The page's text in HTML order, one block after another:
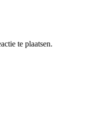
te plaatsen.